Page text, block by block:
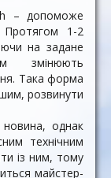
– допоможе
Протягом 1-2
на задане
змінюють
Така форма
розвинути
однак
технічним
із ним, тому
майстер-